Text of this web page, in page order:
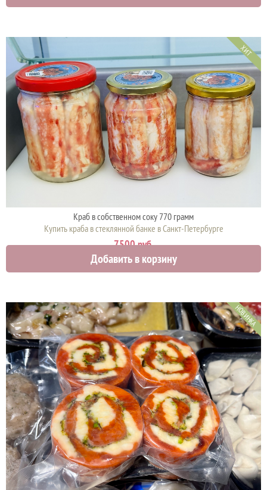
ХИТ
Краб в собственном соку 770 грамм
Купить краба в стеклянной банке в Санкт-Петербурге
7500 руб.
Добавить в корзину
НОВИНКА